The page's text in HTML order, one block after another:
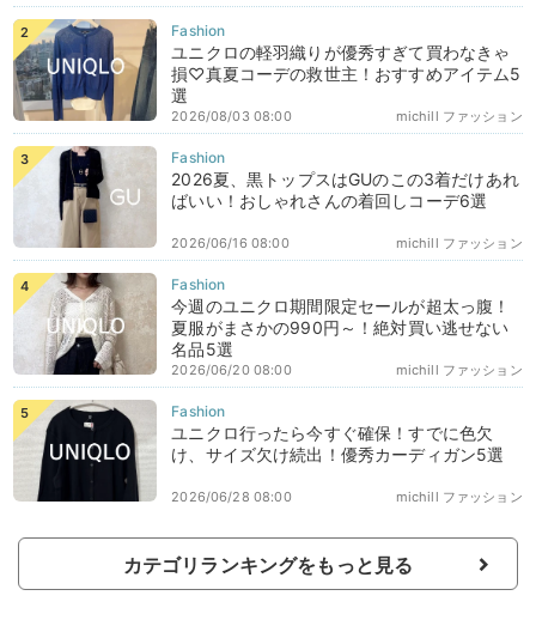
ユニクロの軽羽織りが優秀すぎて買わなきゃ
損♡真夏コーデの救世主！おすすめアイテム5
選
michill ファッション
2026/08/03 08:00
2026夏、黒トップスはGUのこの3着だけあれ
ばいい！おしゃれさんの着回しコーデ6選
michill ファッション
2026/06/16 08:00
今週のユニクロ期間限定セールが超太っ腹！
夏服がまさかの990円～！絶対買い逃せない
名品5選
michill ファッション
2026/06/20 08:00
ユニクロ行ったら今すぐ確保！すでに色欠
け、サイズ欠け続出！優秀カーディガン5選
michill ファッション
2026/06/28 08:00
カテゴリランキングをもっと見る